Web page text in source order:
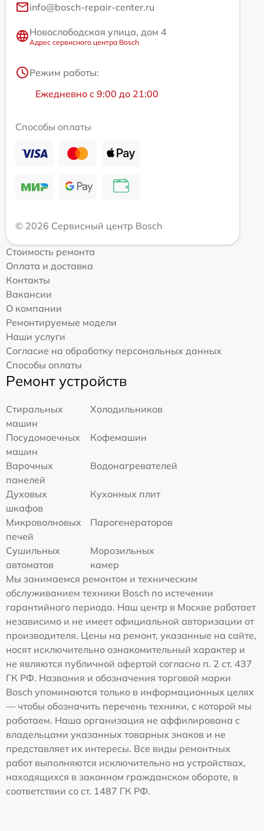
info@bosch-repair-center.ru
Новослободская улица, дом 4
Адрес сервисного центра Bosch
Режим работы:
Ежедневно с 9:00 до 21:00
Способы оплаты
© 2026 Сервисный центр Bosch
Стоимость ремонта
Оплата и доставка
Контакты
Вакансии
О компании
Ремонтируемые модели
Наши услуги
Согласие на обработку персональных данных
Способы оплаты
Ремонт устройств
Стиральных
машин
Холодильников
Посудомоечных
машин
Кофемашин
Варочных
панелей
Водонагревателей
Духовых
шкафов
Кухонных плит
Микроволновых
печей
Парогенераторов
Сушильных
автоматов
Морозильных
камер
Мы занимаемся ремонтом и техническим
обслуживанием техники Bosch по истечении
гарантийного периода. Наш центр в Москве работает
независимо и не имеет официальной авторизации от
производителя. Цены на ремонт, указанные на сайте,
носят исключительно ознакомительный характер и
не являются публичной офертой согласно п. 2 ст. 437
ГК РФ. Названия и обозначения торговой марки
Bosch упоминаются только в информационных целях
— чтобы обозначить перечень техники, с которой мы
работаем. Наша организация не аффилирована с
владельцами указанных товарных знаков и не
представляет их интересы. Все виды ремонтных
работ выполняются исключительно на устройствах,
находящихся в законном гражданском обороте, в
соответствии со ст. 1487 ГК РФ.